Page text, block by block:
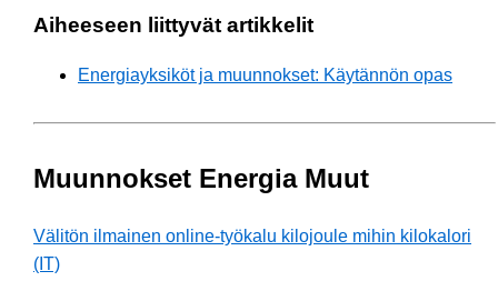
Aiheeseen liittyvät artikkelit
Energiayksiköt ja muunnokset: Käytännön opas
Muunnokset Energia Muut
Välitön ilmainen online-työkalu kilojoule mihin kilokalori
(IT)